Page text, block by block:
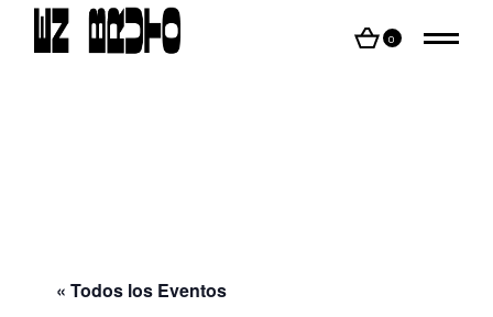
content
0
« Todos los Eventos